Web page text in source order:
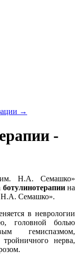
→
-
Н.А. Семашко»
ботулинотерапиина
Семашко».
в неврологии
головной болью
гемиспазмом,
нерва,